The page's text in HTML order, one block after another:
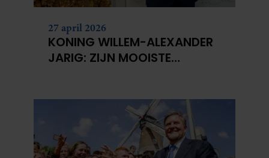
27 april 2026
KONING WILLEM-ALEXANDER
JARIG: ZIJN MOOISTE